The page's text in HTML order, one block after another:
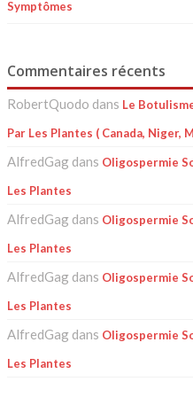
Symptômes
Commentaires récents
RobertQuodo dans Le
Par Les Plantes ( Canada, Niger,
AlfredGag dans Oligospermie
Les Plantes
AlfredGag dans Oligospermie
Les Plantes
AlfredGag dans Oligospermie
Les Plantes
AlfredGag dans Oligospermie
Les Plantes